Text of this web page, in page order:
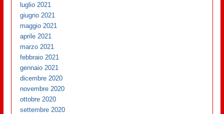
luglio 2021
giugno 2021
maggio 2021
aprile 2021
marzo 2021
febbraio 2021
gennaio 2021
dicembre 2020
novembre 2020
ottobre 2020
settembre 2020